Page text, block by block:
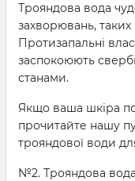
Трояндова вода
захворювань, таких
Протизапальні
заспокоюють
станами.
Якщо ваша шкіра
прочитайте нашу
трояндової води
№2. Трояндова